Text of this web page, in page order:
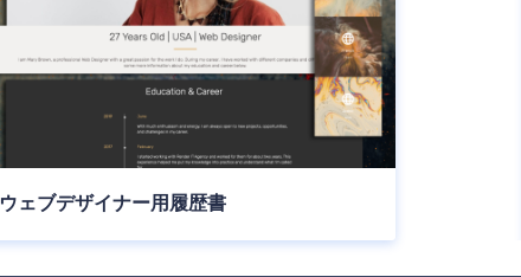
ウェブデザイナー用履歴書